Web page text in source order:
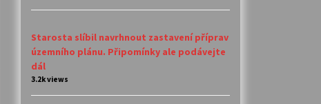
Starosta slíbil navrhnout zastavení příprav
územního plánu. Připomínky ale podávejte
dál
3.2k views